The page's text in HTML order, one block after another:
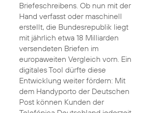
Briefeschreibens. Ob nun mit der
Hand verfasst oder maschinell
erstellt, die Bundesrepublik liegt
mit jährlich etwa 18 Milliarden
versendeten Briefen im
europaweiten Vergleich vorn. Ein
digitales Tool dürfte diese
Entwicklung weiter fördern: Mit
dem Handyporto der Deutschen
Post können Kunden der